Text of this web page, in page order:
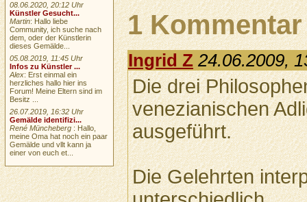
1
Ingrid Z 24.06.2009,
Die drei
venezianischen
ausgeführt.
Die Gelehrten
08.06.2020, 20:12 Uhr
Künstler Gesucht...
Martin: Hallo liebe
Community, ich suche nach
dem, oder der Künstlerin
dieses Gemälde...
05.08.2019, 11:45 Uhr
Infos zu Künstler ...
Alex: Erst einmal ein
herzliches hallo hier ins
Forum! Meine Eltern sind im
Besitz ...
26.07.2019, 16:32 Uhr
Gemälde identifizi...
René Müncheberg : Hallo,
meine Oma hat noch ein paar
Gemälde und vllt kann ja
einer von euch et...